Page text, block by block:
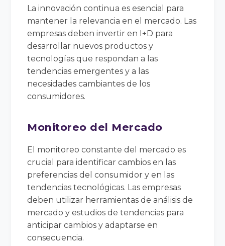
La innovación continua es esencial para
mantener la relevancia en el mercado. Las
empresas deben invertir en I+D para
desarrollar nuevos productos y
tecnologías que respondan a las
tendencias emergentes y a las
necesidades cambiantes de los
consumidores.
Monitoreo del Mercado
El monitoreo constante del mercado es
crucial para identificar cambios en las
preferencias del consumidor y en las
tendencias tecnológicas. Las empresas
deben utilizar herramientas de análisis de
mercado y estudios de tendencias para
anticipar cambios y adaptarse en
consecuencia.